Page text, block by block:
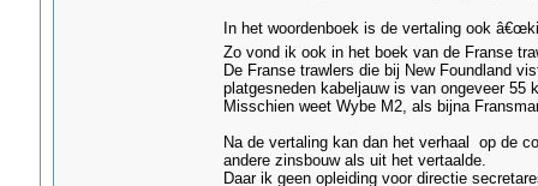
In het woordenboek is de vertaling ook
Zo vond ik ook in het boek van de Franse
De Franse trawlers die bij New Foundland
platgesneden kabeljauw is van ongeveer 55
Misschien weet Wybe M2, als bijna
Na de vertaling kan dan het verhaal op de
andere zinsbouw als uit het vertaalde.
Daar ik geen opleiding voor directie